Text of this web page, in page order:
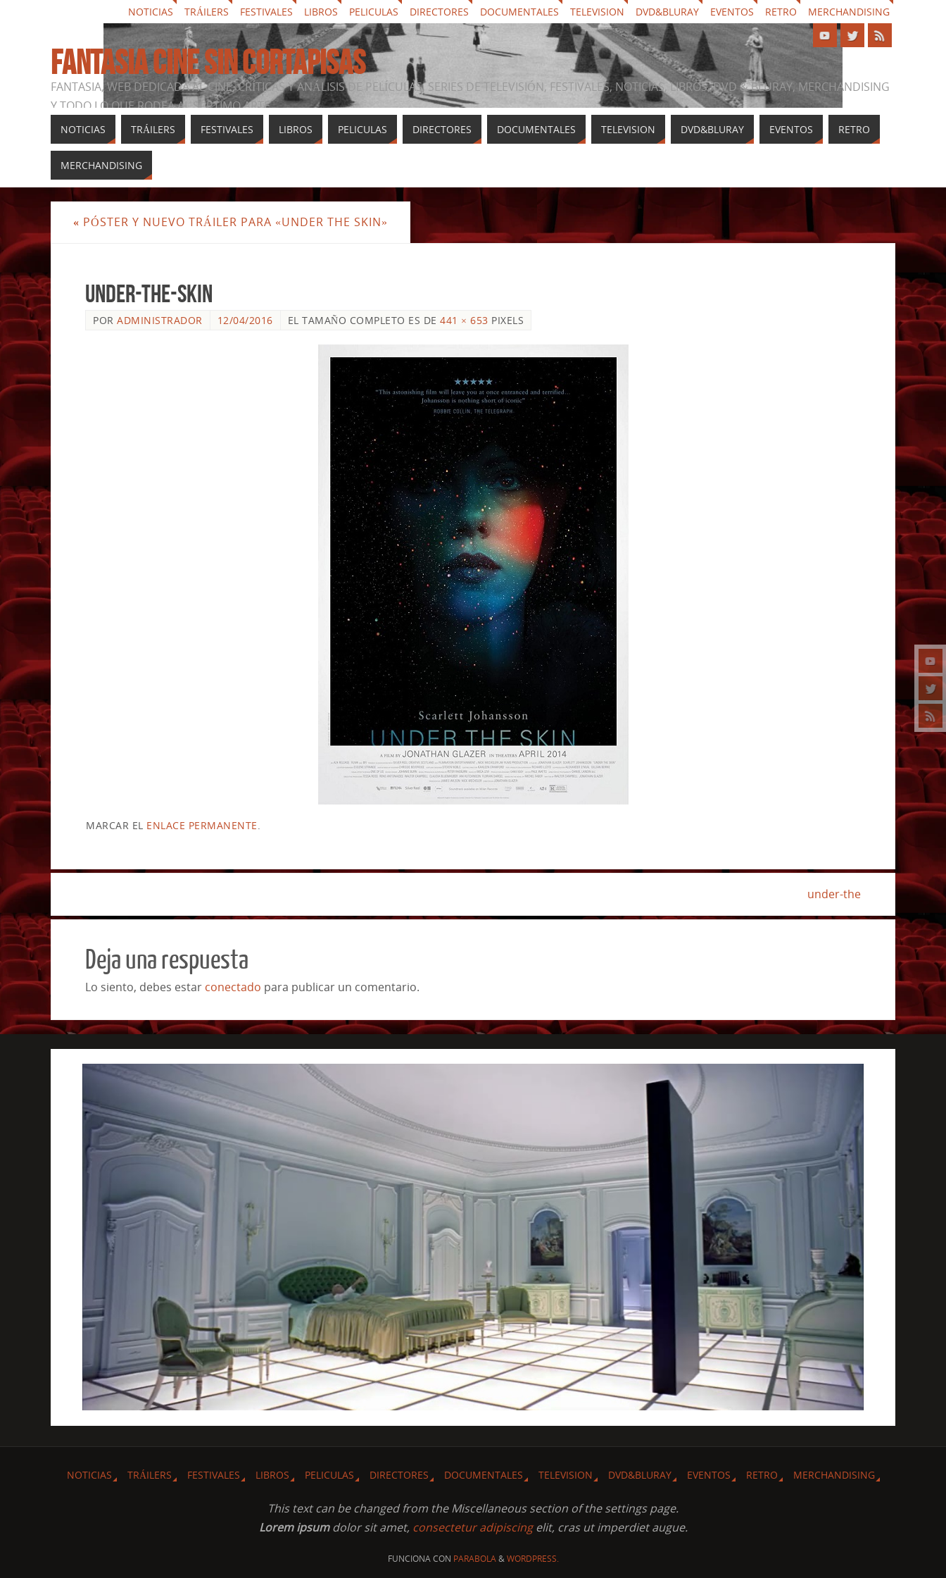
NOTICIAS TRÁILERS FESTIVALES LIBROS PELICULAS DIRECTORES DOCUMENTALES TELEVISION DVD&BLURAY EVENTOS RETRO MERCHANDISING
FANTASIA CINE SIN CORTAPISAS
FANTASIA, WEB DEDICADA AL CINE, CRÍTICAS Y ANÁLISIS DE PELÍCULAS, SERIES DE TELEVISIÓN, FESTIVALES, NOTICIAS, LIBROS, DVD & BLURAY, MERCHANDISING
Y TODO LO QUE RODEA AL SÉPTIMO ARTE
NOTICIAS TRÁILERS FESTIVALES LIBROS PELICULAS DIRECTORES DOCUMENTALES TELEVISION DVD&BLURAY EVENTOS RETRO
MERCHANDISING
« PÓSTER Y NUEVO TRÁILER PARA «UNDER THE SKIN»
under-the-skin
POR ADMINISTRADOR 12/04/2016 EL TAMAÑO COMPLETO ES DE 441 × 653 PIXELS
MARCAR EL ENLACE PERMANENTE
under-the
Deja una respuesta
Lo siento, debes estar conectado para publicar un comentario.
NOTICIAS TRÁILERS FESTIVALES LIBROS PELICULAS DIRECTORES DOCUMENTALES TELEVISION DVD&BLURAY EVENTOS RETRO MERCHANDISING
This text can be changed from the Miscellaneous section of the settings page.
Lorem ipsumdolor sit amet, consectetur adipiscingelit, cras ut imperdiet augue.
FUNCIONA CON PARABOLA&WORDPRESS.